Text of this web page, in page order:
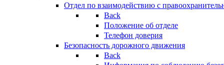
Отдел по взаимодействию с
Back
Положение об отделе
Телефон доверия
Безопасность дорожного движения
Back